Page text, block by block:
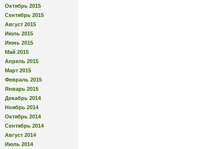
Октябрь 2015
Сентябрь 2015
Август 2015
Июль 2015
Июнь 2015
Май 2015
Апрель 2015
Март 2015
Февраль 2015
Январь 2015
Декабрь 2014
Ноябрь 2014
Октябрь 2014
Сентябрь 2014
Август 2014
Июль 2014